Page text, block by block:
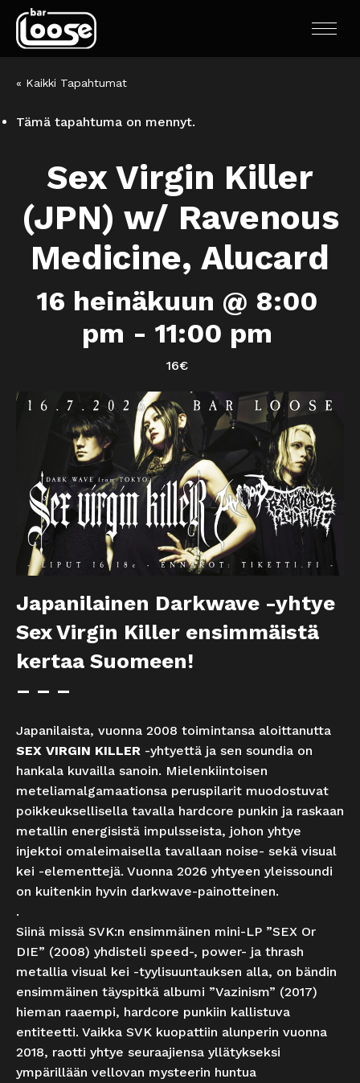
« Kaikki Tapahtumat
Tämä tapahtuma on mennyt.
Sex Virgin Killer
(JPN) w/ Ravenous
Medicine, Alucard
16 heinäkuun @ 8:00
pm - 11:00 pm
16€
Japanilainen Darkwave -yhtye
Sex Virgin Killer ensimmäistä
kertaa Suomeen!
– – –
Japanilaista, vuonna 2008 toimintansa aloittanutta
SEX VIRGIN KILLER -yhtyettä ja sen soundia on
hankala kuvailla sanoin. Mielenkiintoisen
meteliamalgamaationsa peruspilarit muodostuvat
poikkeuksellisella tavalla hardcore punkin ja raskaan
metallin energisistä impulsseista, johon yhtye
injektoi omaleimaisella tavallaan noise- sekä visual
kei -elementtejä. Vuonna 2026 yhtyeen yleissoundi
on kuitenkin hyvin darkwave-painotteinen.
.
Siinä missä SVK:n ensimmäinen mini-LP ”SEX Or
DIE” (2008) yhdisteli speed-, power- ja thrash
metallia visual kei -tyylisuuntauksen alla, on bändin
ensimmäinen täyspitkä albumi ”Vazinism” (2017)
hieman raaempi, hardcore punkiin kallistuva
entiteetti. Vaikka SVK kuopattiin alunperin vuonna
2018, raotti yhtye seuraajiensa yllätykseksi
ympärillään vellovan mysteerin huntua